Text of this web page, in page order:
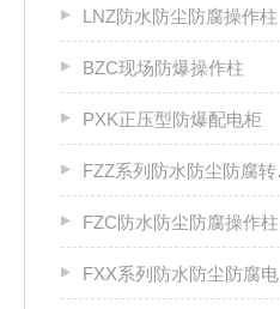
LNZ防水防尘防腐操作柱
BZC现场防爆操作柱
PXK正压型防爆配电柜
FZZ系列防水防尘防腐转换开关
FZC防水防尘防腐操作柱厂家
FXX系列防水防尘防腐电源插座箱